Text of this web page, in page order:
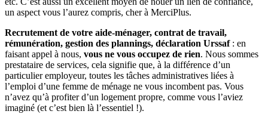
un aspect vous l’aurez compris, cher à MerciPlus.
Recrutement de votre aide-ménager, contrat de travail,
rémunération, gestion des plannings, déclaration Urssaf: en
faisant appel à nous, vous ne vous occupez de rien. Nous sommes
prestataire de services, cela signifie que, à la différence d’un
particulier employeur, toutes les tâches administratives liées à
l’emploi d’une femme de ménage ne vous incombent pas. Vous
n’avez qu’à profiter d’un logement propre, comme vous l’aviez
imaginé (et c’est bien là l’essentiel !).